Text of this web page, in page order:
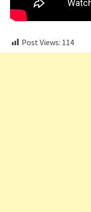
Post Views: 114